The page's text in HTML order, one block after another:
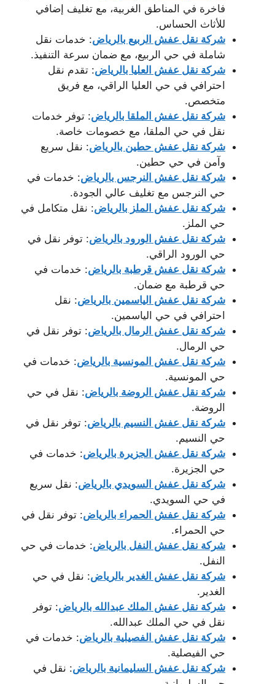
فاخرة في المناطق الغربية، مع تغليف إضافي
للأثاث الحساس.
شركة نقل عفش الربيع بالرياض: خدمات نقل
شاملة في حي الربيع، مع ضمان سرعة التنفيذ.
شركة نقل عفش العليا بالرياض: تقدم نقل
احترافي في حي العليا الراقي، مع فريق
متخصص.
شركة نقل عفش الملقا بالرياض: توفر خدمات
نقل في حي الملقا، مع خصومات خاصة.
شركة نقل عفش حطين بالرياض: نقل سريع
وآمن في حي حطين.
شركة نقل عفش النرجس بالرياض: خدمات في
حي النرجس مع تغليف عالي الجودة.
شركة نقل عفش الملز بالرياض: نقل متكامل في
حي الملز.
شركة نقل عفش الورود بالرياض: توفر نقل في
حي الورود الراقي.
شركة نقل عفش قرطبة بالرياض: خدمات في
حي قرطبة مع ضمان.
شركة نقل عفش الياسمين بالرياض: نقل
احترافي في حي الياسمين.
شركة نقل عفش الرمال بالرياض: توفر نقل في
حي الرمال.
شركة نقل عفش المونسية بالرياض: خدمات في
حي المونسية.
شركة نقل عفش الروضة بالرياض: نقل في حي
الروضة.
شركة نقل عفش النسيم بالرياض: توفر نقل في
حي النسيم.
شركة نقل عفش الجزيرة بالرياض: خدمات في
حي الجزيرة.
شركة نقل عفش السويدي بالرياض: نقل سريع
في حي السويدي.
شركة نقل عفش الحمراء بالرياض: توفر نقل في
حي الحمراء.
شركة نقل عفش النفل بالرياض: خدمات في حي
النفل.
شركة نقل عفش الغدير بالرياض: نقل في حي
الغدير.
شركة نقل عفش الملك عبدالله بالرياض: توفر
نقل في حي الملك عبدالله.
شركة نقل عفش الفصيلية بالرياض: خدمات في
حي الفيصلية.
شركة نقل عفش السليمانية بالرياض: نقل في